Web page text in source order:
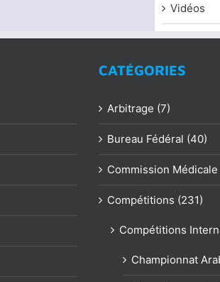
Vidéos
CATÉGORIES
Arbitrage (7)
Bureau Fédéral (40)
Commission Médicale
Compétitions (231)
Compétitions
Championnat